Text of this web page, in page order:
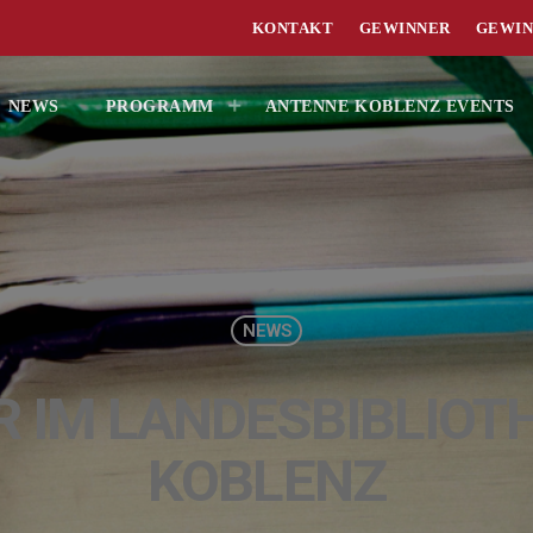
KONTAKT GEWINNER
NEWS PROGRAMM ANTENNE KOBLENZ EVENTS
NEWS
IM
KOBLENZ